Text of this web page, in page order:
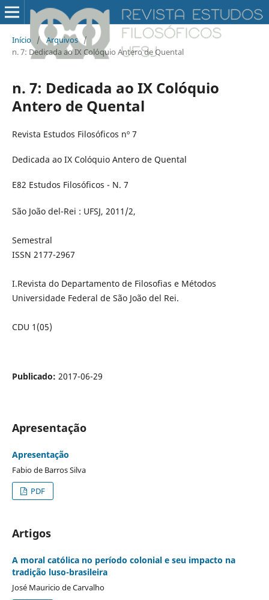
Início / Arquivos /
n. 7: Dedicada ao IX Colóquio Antero de Quental
n. 7: Dedicada ao IX Colóquio
Antero de Quental
Revista Estudos Filosóficos nº 7
Dedicada ao IX Colóquio Antero de Quental
E82 Estudos Filosóficos - N. 7
São João del-Rei : UFSJ, 2011/2,
Semestral
ISSN 2177-2967
I.Revista do Departamento de Filosofias e Métodos
Universidade Federal de São João del Rei.
CDU 1(05)
Publicado: 2017-06-29
Apresentação
Apresentação
Fabio de Barros Silva
PDF
Artigos
A moral católica no período colonial e seu impacto na
tradição luso-brasileira
José Mauricio de Carvalho